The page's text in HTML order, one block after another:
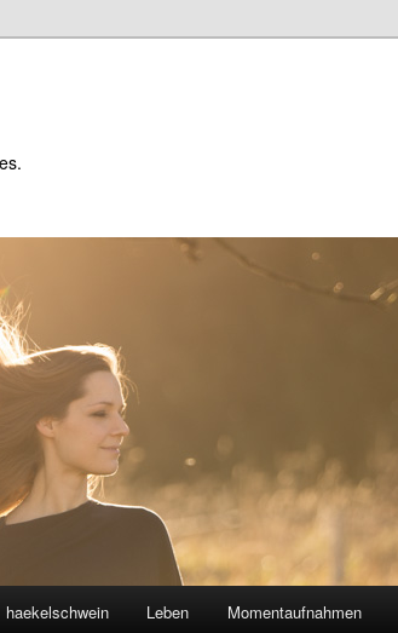
haekelschwein Leben Momentaufnahmen